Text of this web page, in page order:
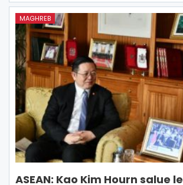
MAGHREB
ASEAN: Kao Kim Hourn salue le